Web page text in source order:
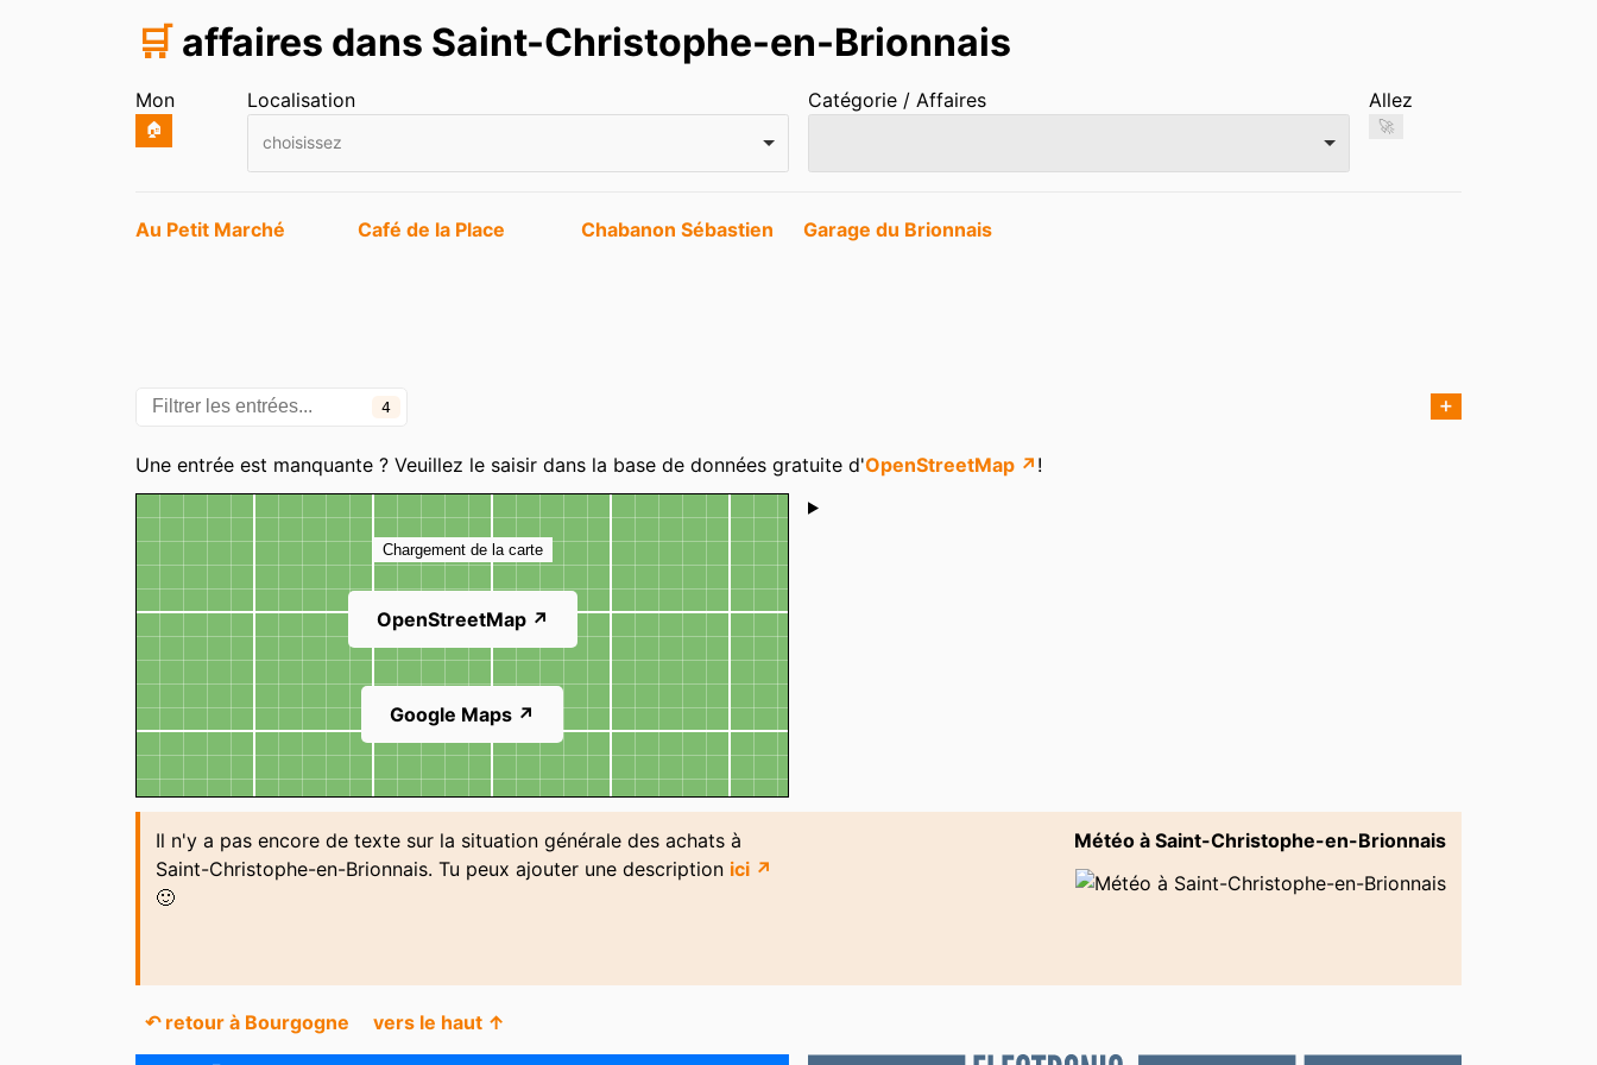
🛒 affaires dans Saint-Christophe-en-Brionnais
Mon
🏠
Localisation
choisissez
Catégorie / Affaires Allez
🚀
Entrées
Au Petit Marché Café de la Place Chabanon Sébastien Garage du Brionnais
4 ➕
Catégories
Une entrée est manquante ? Veuillez le saisir dans la base de données gratuite d'OpenStreetMap ↗ !
Carte
Chargement de la carte
OpenStreetMap ↗
Google Maps ↗
Shoutbox
Il n'y a pas encore de texte sur la situation générale des achats à
Saint-Christophe-en-Brionnais. Tu peux ajouter une description ici ↗
🙂
Météo à Saint-Christophe-en-Brionnais
↶ retour à Bourgogne vers le haut ↑